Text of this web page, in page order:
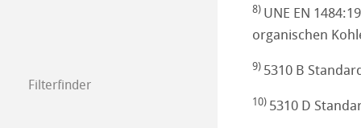
Filterfinder
8) UNE EN
organischen
9) 5310 B
10) 5310 D